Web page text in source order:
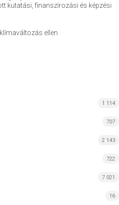
kutatási, finanszírozási és képzési
ellen
1 114
707
2 143
722
7 021
16